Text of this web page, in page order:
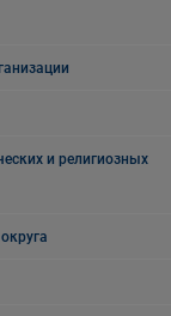
и религиозных